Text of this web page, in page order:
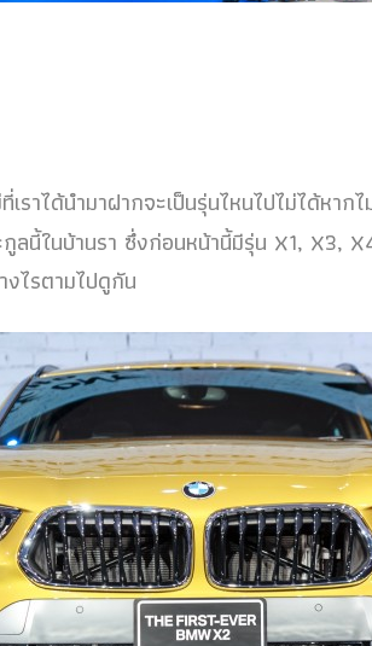
ราได้นำมาฝากจะเป็นรุ่นไหนไปไม่ได้หากไ
ลนี้ในบ้านรา ซึ่งก่อนหน้านี้มีรุ่น X1, X3,
งไรตามไปดูกัน